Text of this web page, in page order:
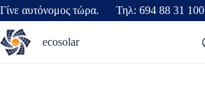
Γίνε αυτόνομος τώρα. Τηλ: 694 88 31 100
ecosolar